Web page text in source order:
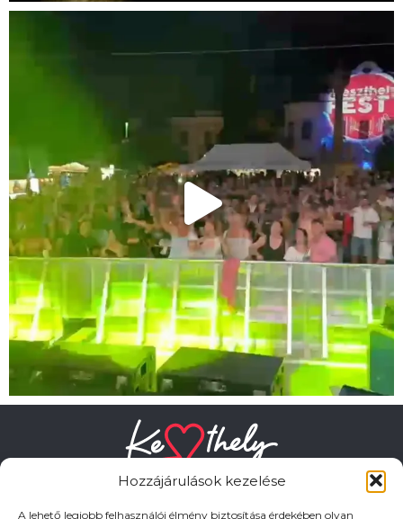
Hozzájárulások kezelése
A lehető legjobb felhasználói élmény biztosítása érdekében olyan